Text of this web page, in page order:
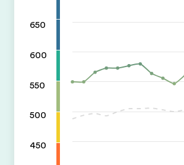
650
600
550
500
450